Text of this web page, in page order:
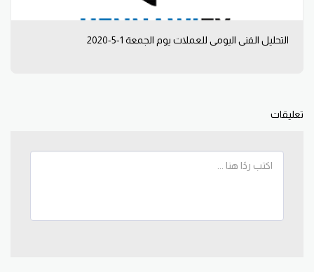
التحليل الفني اليومي للعملات يوم الجمعة 1-5-2020
تعليقات